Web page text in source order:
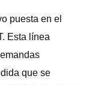
puesta en el
Esta línea
que se